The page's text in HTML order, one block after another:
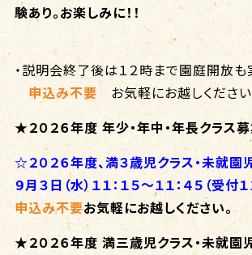
験あり。お楽しみに！！
・説明会終了後は１２時まで園庭開放も
申込み不要 お気軽にお越しください
★２０２６年度 年少・年中・年長クラス
☆２０２６年度、満３歳児クラス・未就
９月３日（水）１１：１５～１１：４５（受付１
申込み不要お気軽にお越しください。
★２０２６年度 満三歳児クラス・未就園